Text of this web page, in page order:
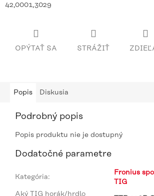
42,0001,3029
OPÝTAŤ SA STRÁŽIŤ
Popis Diskusia
Podrobný popis
Popis produktu nie je dostupný
Dodatočné parametre
Kategória:
Fronius
TIG
Aký TIG horák/hrdlo